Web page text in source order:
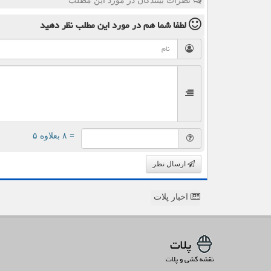
لطفا شما همدر مورد این مطلبنظر دهید
= ۸ بعلاوه ۵
ارسال نظر
اخبار پلات
پلات
نقشه کشی و پلات